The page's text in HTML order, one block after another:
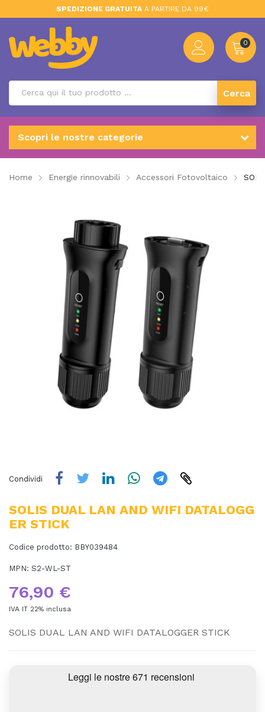
SPEDIZIONE GRATUITA A PARTIRE DA 99€
0
Cerca
Scopri le nostre categorie
Home Energie rinnovabili Accessori Fotovoltaico
Condividi
SOLIS DUAL LAN AND WIFI DATALOGG
ER STICK
Codice prodotto: BBY039484
MPN: S2-WL-ST
76,90 €
IVA IT 22% inclusa
SOLIS DUAL LAN AND WIFI DATALOGGER STICK